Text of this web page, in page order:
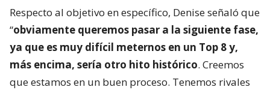
Respecto al objetivo en específico, Denise señaló que
“obviamente queremos pasar a la siguiente fase,
ya que es muy difícil meternos en un Top 8 y,
más encima, sería otro hito histórico. Creemos
que estamos en un buen proceso. Tenemos rivales